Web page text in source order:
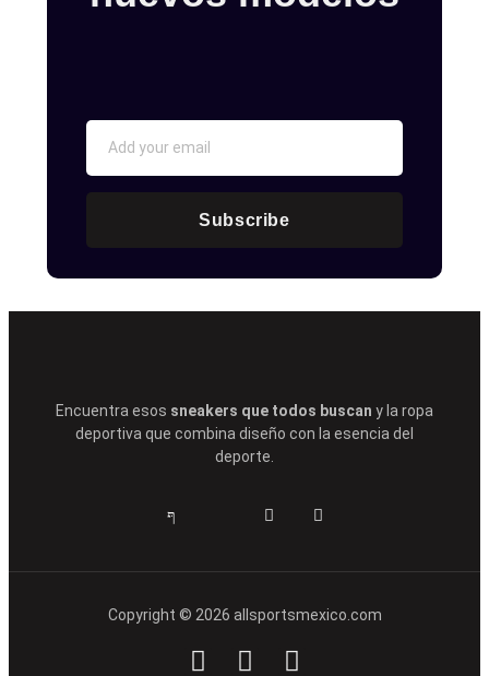
Subscribe
Encuentra esos sneakers que todos buscan y la ropa
deportiva que combina diseño con la esencia del
deporte.
Copyright © 2026 allsportsmexico.com